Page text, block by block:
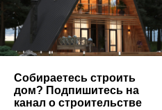
Собираетесь строить
дом? Подпишитесь на
канал о строительстве